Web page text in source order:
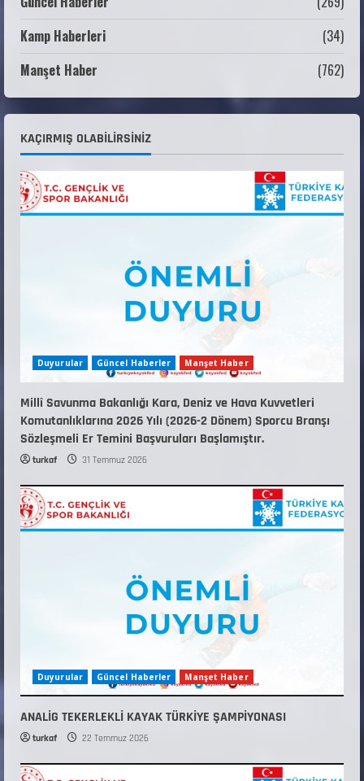
3
ANALİG TEKERLEKLİ KAYAK TÜRKİYE
ŞAMPİYONASI GÖREVLİ LİSTESİ
Belirlendi
KAYAKLI KOŞU VE BİATHLON 3.KADEME
Kamp Haberleri
(34)
Manşet Haber
(762)
KAÇIRMIŞ OLABILIRSINIZ
Duyurular Güncel Haberler Manşet Haber
Millî Savunma Bakanlığı Kara, Deniz ve Hava Kuvvetleri
Komutanlıklarına 2026 Yılı (2026-2 Dönem) Sporcu Branşı
Sözleşmeli Er Temini Başvuruları Başlamıştır.
turkaf 31 Temmuz 2026
Duyurular Güncel Haberler Manşet Haber
ANALİG TEKERLEKLİ KAYAK TÜRKİYE ŞAMPİYONASI
turkaf 22 Temmuz 2026